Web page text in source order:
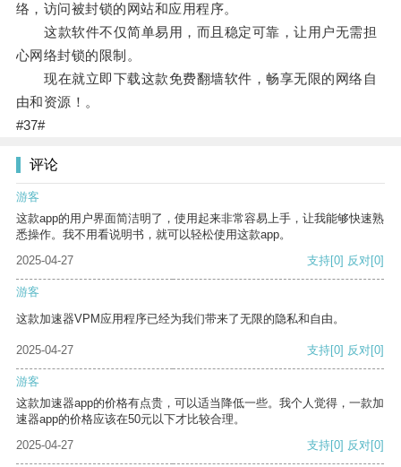
络，访问被封锁的网站和应用程序。
这款软件不仅简单易用，而且稳定可靠，让用户无需担
心网络封锁的限制。
现在就立即下载这款免费翻墙软件，畅享无限的网络自
由和资源！。
#37#
评论
游客
这款app的用户界面简洁明了，使用起来非常容易上手，让我能够快速熟
悉操作。我不用看说明书，就可以轻松使用这款app。
2025-04-27
支持[0] 反对[0]
游客
这款加速器VPM应用程序已经为我们带来了无限的隐私和自由。
2025-04-27 支持[0] 反对[0]
游客
这款加速器app的价格有点贵，可以适当降低一些。我个人觉得，一款加
速器app的价格应该在50元以下才比较合理。
2025-04-27
支持[0] 反对[0]